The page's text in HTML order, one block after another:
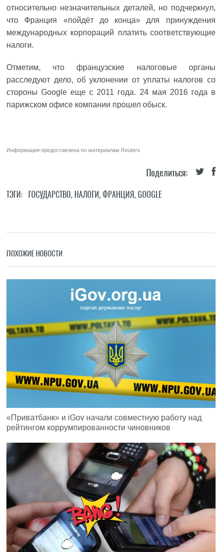
относительно незначительных деталей, но подчеркнул,
что Франция «пойдёт до конца» для принуждения
международных корпораций платить соответствующие
налоги.
Отметим, что французские налоговые органы
расследуют дело, об уклонении от уплаты налогов со
стороны Google еще с 2011 года. 24 мая 2016 года в
парижском офисе компании прошел обыск.
Информация предоставлена по материалам Reuters
Поделиться:
ТЭГИ: ГОСУДАРСТВО, НАЛОГИ,ФРАНЦИЯ,GOOGLE
ПОХОЖИЕ НОВОСТИ
«Приватбанк» и iGov начали совместную работу над
рейтингом коррумпированности чиновников